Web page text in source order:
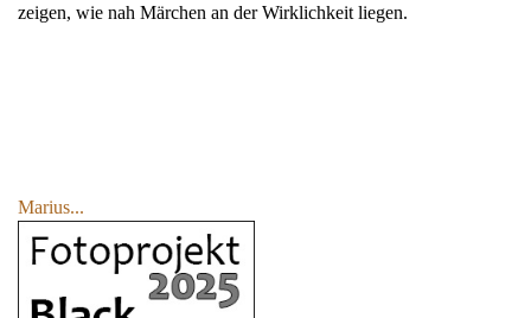
zeigen, wie nah Märchen an der Wirklichkeit liegen.
Marius...